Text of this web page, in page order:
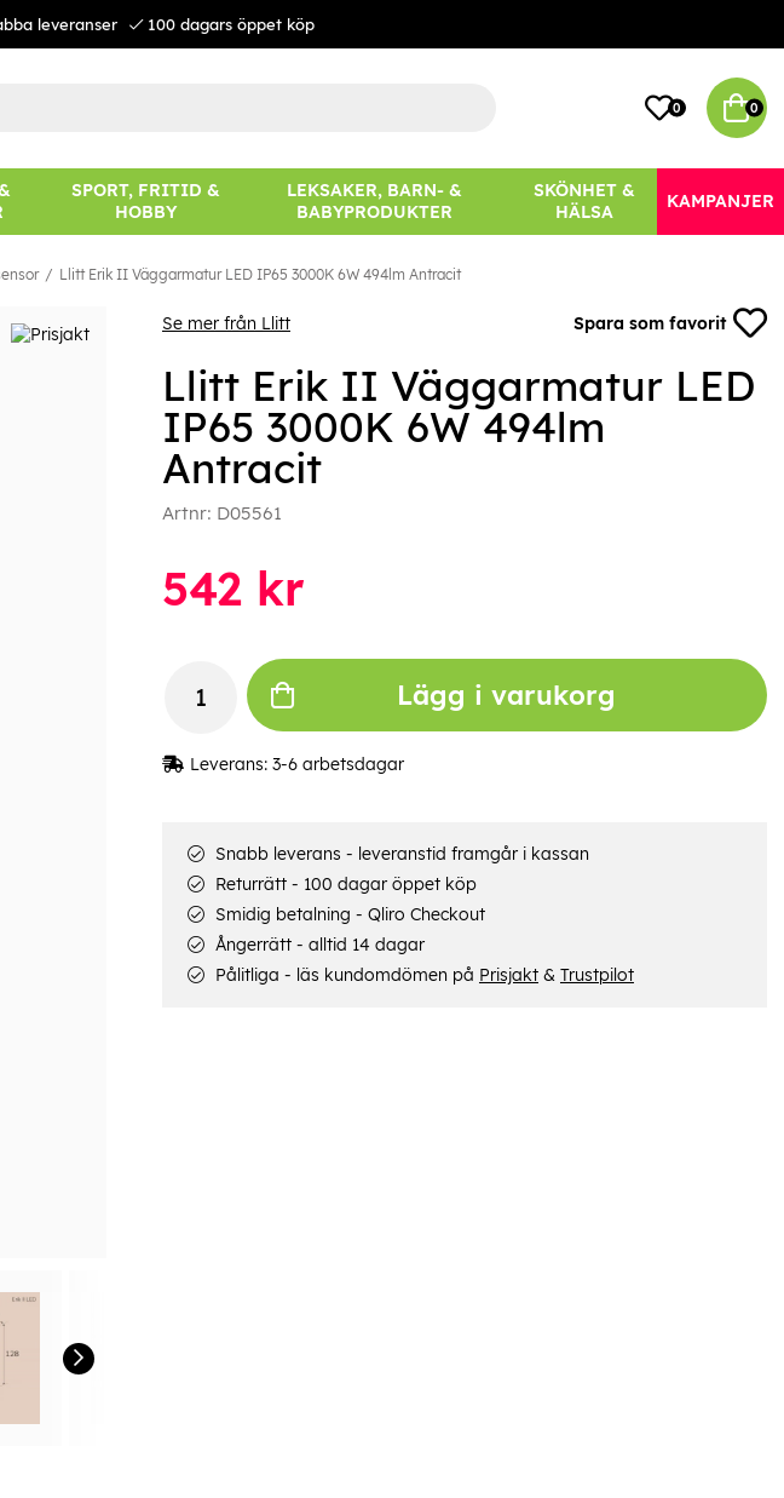
leveranser 100 dagars öppet köp
0 0
SPORT, FRITID &
HOBBY
LEKSAKER, BARN- &
BABYPRODUKTER
SKÖNHET &
HÄLSA
KAMPANJER
Llitt Erik II Väggarmatur LED IP65 3000K 6W 494lm Antracit
Se mer från Llitt Spara som favorit
Llitt Erik II Väggarmatur LED
IP65 3000K 6W 494lm
Antracit
Artnr: D05561
542kr
Lägg i varukorg
Leverans: 3-6 arbetsdagar
Snabb leverans - leveranstid framgår i kassan
Returrätt - 100 dagar öppet köp
Smidig betalning - Qliro Checkout
Ångerrätt - alltid 14 dagar
Pålitliga - läs kundomdömen på Prisjakt& Trustpilot